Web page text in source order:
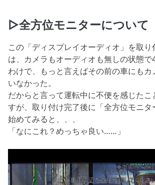
▷全方位モニターについて
この「ディスプレイオーディオ」を取
は、カメラもオーディオも無しの状態で
わけで、もっと言えばその前の車にもカ
いなかった。
だからと言って運転中に不便を感じた
すが、取り付け完了後に「全方位モニタ
始めてみると、、、
「なにこれ？めっちゃ良い……」